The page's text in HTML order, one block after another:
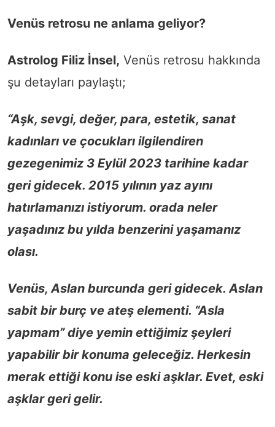
Venüs retrosu ne anlama geliyor?
Astrolog Filiz İnsel, Venüs retrosu hakkında
şu detayları paylaştı;
“Aşk, sevgi, değer, para, estetik, sanat
kadınları ve çocukları ilgilendiren
gezegenimiz 3 Eylül 2023 tarihine kadar
geri gidecek. 2015 yılının yaz ayını
hatırlamanızı istiyorum. orada neler
yaşadınız bu yılda benzerini yaşamanız
olası.
Venüs, Aslan burcunda geri gidecek. Aslan
sabit bir burç ve ateş elementi. “Asla
yapmam” diye yemin ettiğimiz şeyleri
yapabilir bir konuma geleceğiz. Herkesin
merak ettiği konu ise eski aşklar. Evet, eski
aşklar geri gelir.